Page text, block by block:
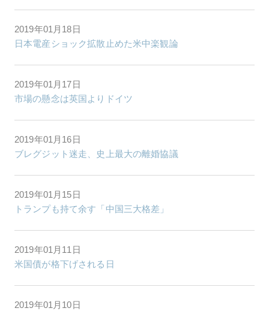
2019年01月18日
日本電産ショック拡散止めた米中楽観論
2019年01月17日
市場の懸念は英国よりドイツ
2019年01月16日
ブレグジット迷走、史上最大の離婚協議
2019年01月15日
トランプも持て余す「中国三大格差」
2019年01月11日
米国債が格下げされる日
2019年01月10日